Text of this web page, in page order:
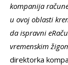
kompanija
u ovoj oblasti
da ispravni
vremenskim
direktorka